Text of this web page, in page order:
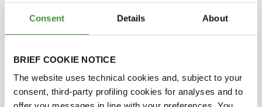
Consent Details About
BRIEF COOKIE NOTICE
The website uses technical cookies and, subject to your
consent, third-party profiling cookies for analyses and to
el 90% del calor ganado por la
estudio descubrió que absorbió
20 sextillones de julios de calor